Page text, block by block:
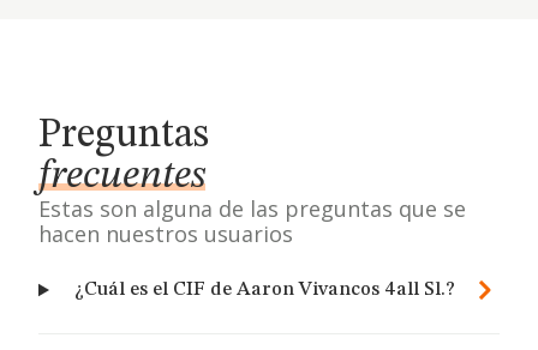
Preguntas
frecuentes
Estas son alguna de las preguntas que se
hacen nuestros usuarios
¿Cuál es el CIF de Aaron Vivancos 4all Sl.?